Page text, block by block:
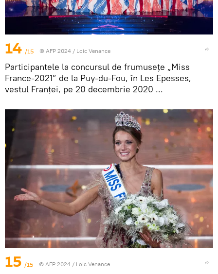
14 /15 © AFP 2024 / Loic Venance
Participantele la concursul de frumusețe „Miss
France-2021” de la Puy-du-Fou, în Les Epesses,
vestul Franței, pe 20 decembrie 2020 ...
15 /15 © AFP 2024 / Loic Venance